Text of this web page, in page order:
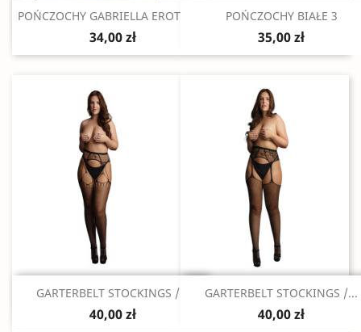
Szybki podgląd
POŃCZOCHY GABRIELLA EROTICA...
34,00 zł
Szybki podgląd
POŃCZOCHY BIAŁE 3
35,00 zł
Szybki podgląd
GARTERBELT STOCKINGS /...
40,00 zł
Szybki podgląd
GARTERBELT STOCKINGS /...
40,00 zł